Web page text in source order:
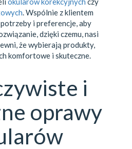
. Wspólnie z klientem
i preferencje, aby
dzięki czemu, nasi
że wybierają produkty,
komfortowe i skuteczne.
i
oprawy